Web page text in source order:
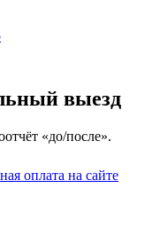
выезд
«до/после».
оплата на сайте